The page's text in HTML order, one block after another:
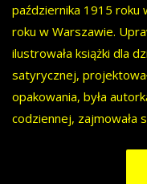
października 1915 roku
roku w Warszawie.
ilustrowała książki dla
satyrycznej,
opakowania, była
codziennej, zajmowała